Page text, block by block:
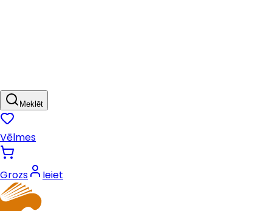
Meklēt
Vēlmes
Grozs Ieiet